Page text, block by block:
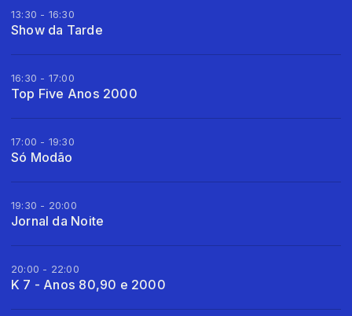
13:30 - 16:30
Show da Tarde
16:30 - 17:00
Top Five Anos 2000
17:00 - 19:30
Só Modão
19:30 - 20:00
Jornal da Noite
20:00 - 22:00
K 7 - Anos 80,90 e 2000